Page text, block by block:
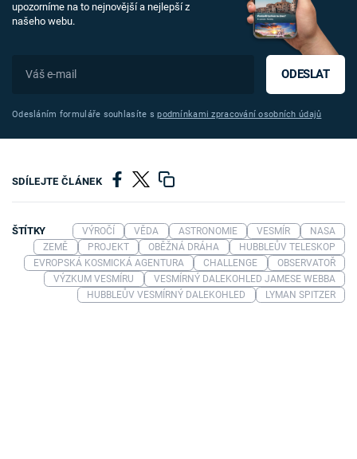
upozorníme na to nejnovější a nejlepší z
našeho webu.
ODESLAT
Odesláním formuláře souhlasíte spodmínkami zpracování osobních údajů
SDÍLEJTE ČLÁNEK
ŠTÍTKY VÝROČÍ VĚDA ASTRONOMIE VESMÍR
NASA
ZEMĚ
PROJEKT OBĚŽNÁ DRÁHA
HUBBLEŮV TELESKOP
EVROPSKÁ KOSMICKÁ AGENTURA
CHALLENGE
OBSERVATOŘ
VÝZKUM VESMÍRU
VESMÍRNÝ DALEKOHLED JAMESE WEBBA
HUBBLEŮV VESMÍRNÝ DALEKOHLED
LYMAN SPITZER